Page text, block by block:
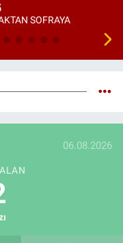
SOFRAYA
06.08.2026